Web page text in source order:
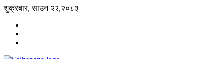
शुक्रबार, साउन २२,२०८३